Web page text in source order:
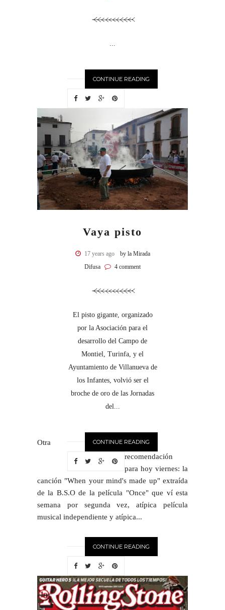
...
CONTINUE READING
Vaya pisto
17 years ago
by la Mirada
Difusa
4 comment
El pisto gigante, organizado
por la Asociación para el
desarrollo del Campo de
Montiel, Turinfa, y el
Ayuntamiento de Villanueva de
los Infantes, volvió ser el
broche de oro de las Jornadas
del...
CONTINUE READING
Otra
recomendación
para hoy viernes: la
canción "When your mind's made up" extraída
de la B.S.O de la película "Once" que ví esta
semana por segunda vez, atípica película
musical independiente y atípica...
CONTINUE READING